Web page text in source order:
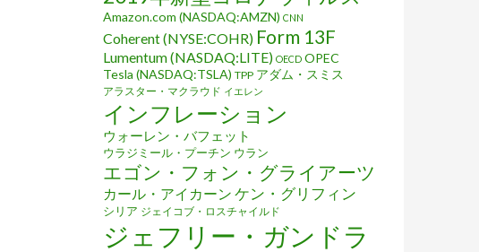
Amazon.com (NASDAQ:AMZN) CNN
Coherent (NYSE:COHR) Form 13F
Lumentum (NASDAQ:LITE) OECD OPEC
Tesla (NASDAQ:TSLA) TPP アダム・スミス
アラスター・マクラウド イエレン
インフレーション
ウォーレン・バフェット
ウラジミール・プーチン ウラン
エゴン・フォン・グライアーツ
カール・アイカーン ケン・グリフィン
シリア ジェイコブ・ロスチャイルド
ジェフリー・ガンドラ